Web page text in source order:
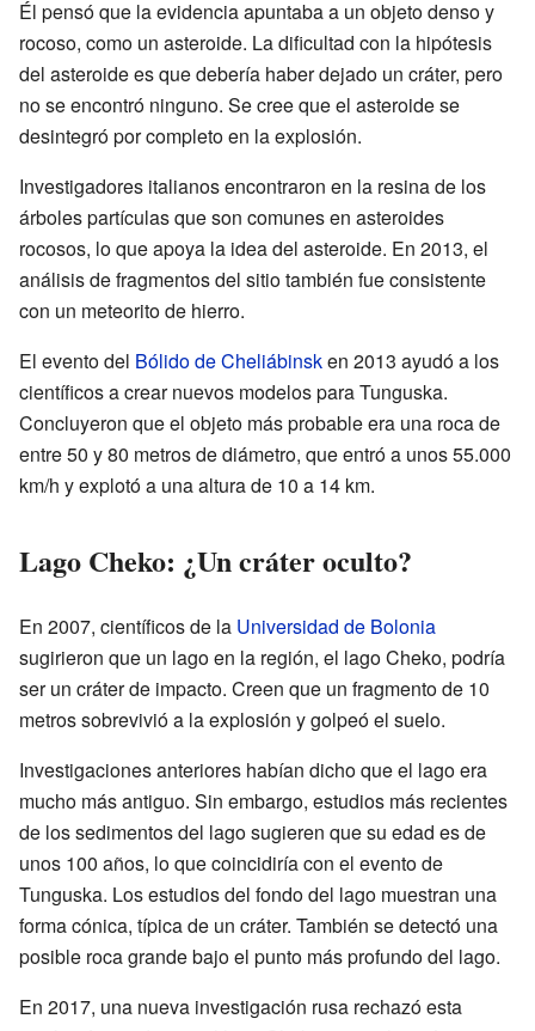
Él pensó que la evidencia apuntaba a un objeto denso y
rocoso, como un asteroide. La dificultad con la hipótesis
del asteroide es que debería haber dejado un cráter, pero
no se encontró ninguno. Se cree que el asteroide se
desintegró por completo en la explosión.
Investigadores italianos encontraron en la resina de los
árboles partículas que son comunes en asteroides
rocosos, lo que apoya la idea del asteroide. En 2013, el
análisis de fragmentos del sitio también fue consistente
con un meteorito de hierro.
El evento del Bólido de Cheliábinsken 2013 ayudó a los
científicos a crear nuevos modelos para Tunguska.
Concluyeron que el objeto más probable era una roca de
entre 50 y 80 metros de diámetro, que entró a unos 55.000
km/h y explotó a una altura de 10 a 14 km.
Lago Cheko: ¿Un cráter oculto?
En 2007, científicos de la Universidad de Bolonia
sugirieron que un lago en la región, el lago Cheko, podría
ser un cráter de impacto. Creen que un fragmento de 10
metros sobrevivió a la explosión y golpeó el suelo.
Investigaciones anteriores habían dicho que el lago era
mucho más antiguo. Sin embargo, estudios más recientes
de los sedimentos del lago sugieren que su edad es de
unos 100 años, lo que coincidiría con el evento de
Tunguska. Los estudios del fondo del lago muestran una
forma cónica, típica de un cráter. También se detectó una
posible roca grande bajo el punto más profundo del lago.
En 2017, una nueva investigación rusa rechazó esta